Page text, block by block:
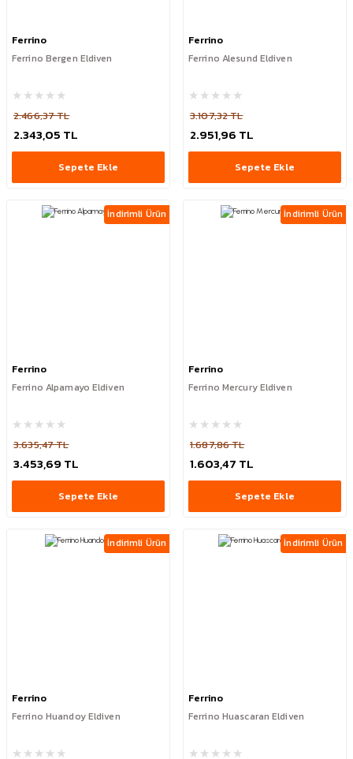
Ferrino
Ferrino Bergen Eldiven
2.466,37 TL
2.343,05 TL
Sepete Ekle
Ferrino
Ferrino Alesund Eldiven
3.107,32 TL
2.951,96 TL
Sepete Ekle
İndirimli Ürün
Ferrino
Ferrino Alpamayo Eldiven
3.635,47 TL
3.453,69 TL
Sepete Ekle
İndirimli Ürün
Ferrino
Ferrino Mercury Eldiven
1.687,86 TL
1.603,47 TL
Sepete Ekle
İndirimli Ürün
Ferrino
Ferrino Huandoy Eldiven
İndirimli Ürün
Ferrino
Ferrino Huascaran Eldiven